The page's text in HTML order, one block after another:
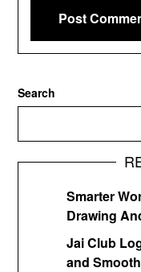
Search
Smarter
Drawing
Jai Club
and